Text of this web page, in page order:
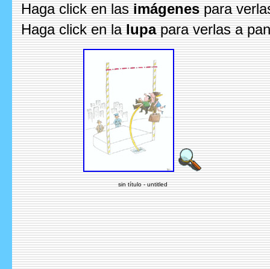
Haga click en las imágenes para
Haga click en la lupapara verlas a
sin título - untitled